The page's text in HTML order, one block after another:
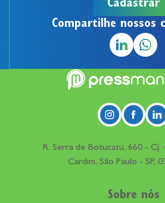
Compartilhe nossos
R. Serra de Botucatu, 660 - Cj.
Cardim, São Paulo - SP,
Sobre nós